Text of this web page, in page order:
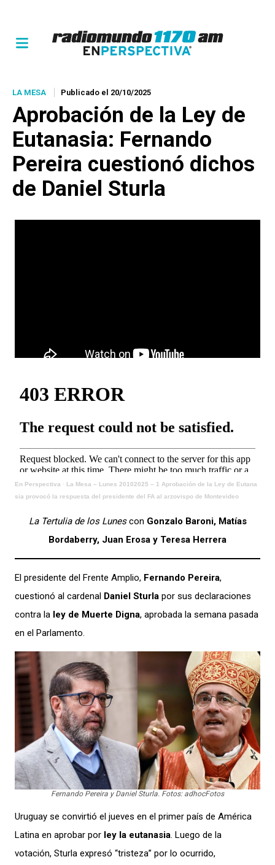
LA MESA Publicado el 20/10/2025
Aprobación de la Ley de
Eutanasia: Fernando
Pereira cuestionó dichos
de Daniel Sturla
En Perspectiva · La Mesa – Lunes 20102025 – 1 Aprobación de la Ley de Eutana
sia provocó la respuesta del presidente del FA al arzovispo de Montevideo
La Tertulia de los Lunescon Gonzalo Baroni, Matías
Bordaberry, Juan Erosa y Teresa Herrera
El presidente del Frente Amplio, Fernando Pereira,
cuestionó al cardenal Daniel Sturla por sus declaraciones
contra la ley de Muerte Digna, aprobada la semana pasada
en el Parlamento.
Fernando Pereira y Daniel Sturla. Fotos: adhocFotos
Uruguay se convirtió el jueves en el primer país de América
Latina en aprobar por ley la eutanasia. Luego de la
votación, Sturla expresó “tristeza” por lo ocurrido,